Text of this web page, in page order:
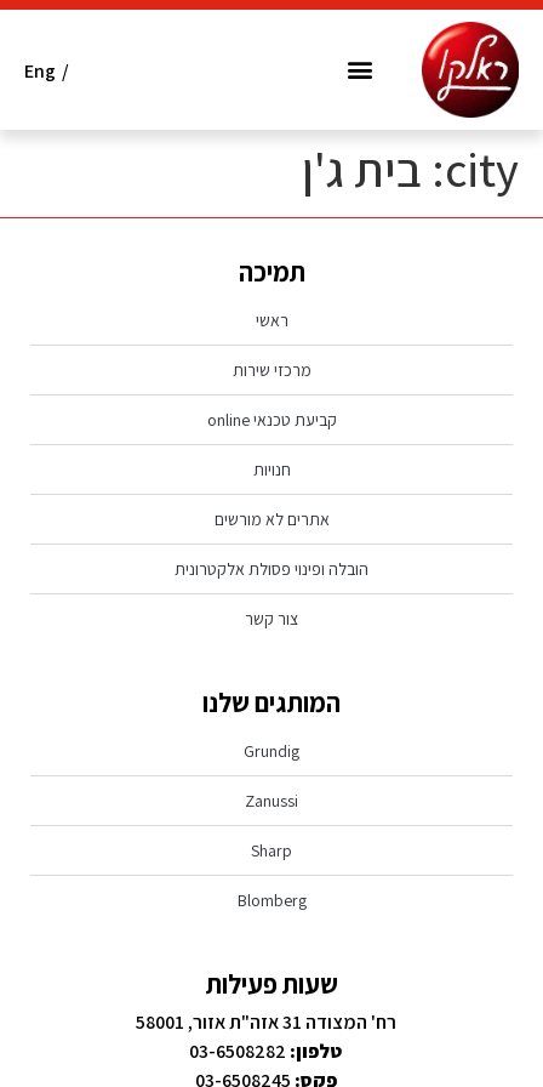
/
Eng
city: בית ג'ן
תמיכה
ראשי
מרכזי שירות
קביעת טכנאי online
חנויות
אתרים לא מורשים
הובלה ופינוי פסולת אלקטרונית
צור קשר
המותגים שלנו
Grundig
Zanussi
Sharp
Blomberg
שעות פעילות
רח' המצודה 31 אזה"ת אזור, 58001
טלפון:
פקס: